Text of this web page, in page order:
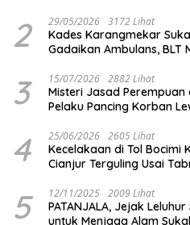
2 29/05/2026 3172 Lihat
Kades Karangmekar
Gadaikan Ambulans,
3 15/07/2026 2882 Lihat
Misteri Jasad
Pelaku Pancing Korban
4 25/06/2026 2605 Lihat
Kecelakaan di Tol Bocimi
Cianjur Terguling Usai
5 12/11/2025 2009 Lihat
PATANJALA, Jejak
untuk Menjaga Alam